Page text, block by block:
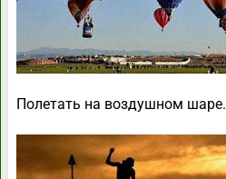
Полетать на воздушном шаре.